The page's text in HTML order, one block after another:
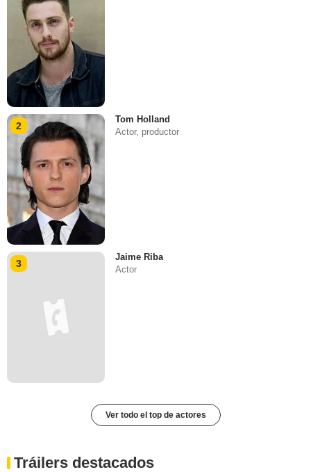
2
Tom Holland
Actor, productor
3
Jaime Riba
Actor
Ver todo el top de actores
Tráilers destacados